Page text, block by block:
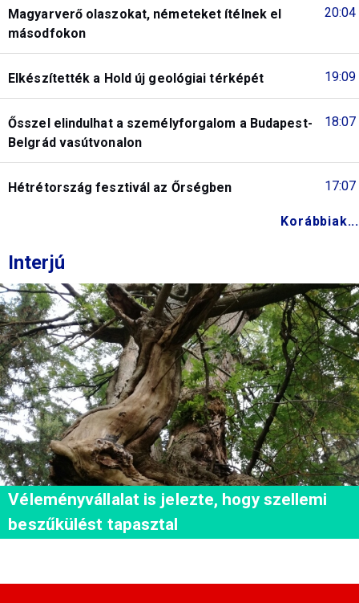
20:04
Magyarverő olaszokat, németeket ítélnek el
másodfokon
19:09
Elkészítették a Hold új geológiai térképét
18:07
Ősszel elindulhat a személyforgalom a Budapest-
Belgrád vasútvonalon
17:07
Hétrétország fesztivál az Őrségben
Korábbiak...
Interjú
Véleményvállalat is jelezte, hogy szellemi
beszűkülést tapasztal